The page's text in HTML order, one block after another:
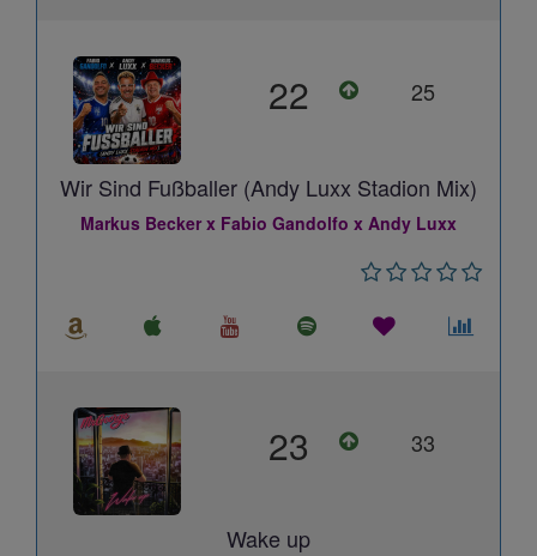
22 25
Wir Sind Fußballer (Andy Luxx Stadion Mix)
Markus Becker x Fabio Gandolfo x Andy Luxx
23 33
Wake up